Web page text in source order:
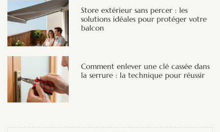
Store extérieur sans percer : les
solutions idéales pour protéger votre
balcon
Comment enlever une clé cassée dans
la serrure : la technique pour réussir